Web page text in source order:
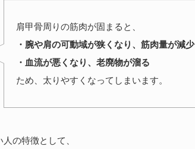
肩甲骨周りの筋肉が固まると、
・腕や肩の可動域が狭くなり、筋肉量が減少
・血流が悪くなり、老廃物が溜る
ため、太りやすくなってしまいます。
の特徴として、